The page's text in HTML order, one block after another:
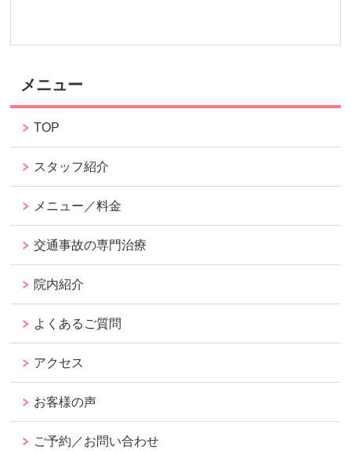
メニュー
TOP
スタッフ紹介
メニュー／料金
交通事故の専門治療
院内紹介
よくあるご質問
アクセス
お客様の声
ご予約／お問い合わせ